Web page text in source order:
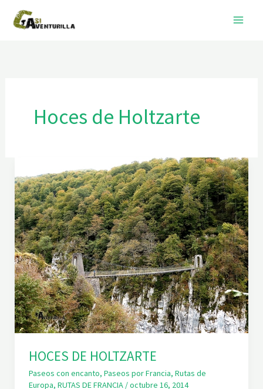
contenido
Hoces de Holtzarte
HOCES DE HOLTZARTE
Paseos con encanto, Paseos por Francia, Rutas de
Europa, RUTAS DE FRANCIA/octubre 16, 2014